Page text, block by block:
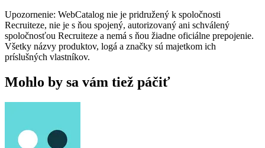
Upozornenie: WebCatalog nie je pridružený k spoločnosti
Recruiteze, nie je s ňou spojený, autorizovaný ani schválený
spoločnosťou Recruiteze a nemá s ňou žiadne oficiálne prepojenie.
Všetky názvy produktov, logá a značky sú majetkom ich
príslušných vlastníkov.
Mohlo by sa vám tiež páčiť